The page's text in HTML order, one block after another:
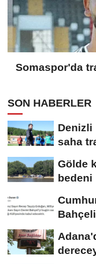
Somaspor'da
SON HABERLER
Denizli
saha
Gölde
bedeni